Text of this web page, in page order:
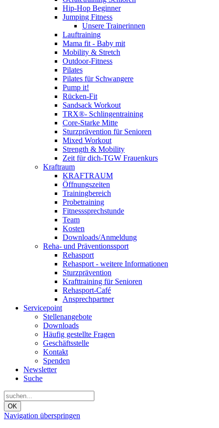
Hip-Hop Beginner
Jumping Fitness
Unsere Trainerinnen
Lauftraining
Mama fit - Baby mit
Mobility & Stretch
Outdoor-Fitness
Pilates
Pilates für Schwangere
Pump it!
Rücken-Fit
Sandsack Workout
TRX®- Schlingentraining
Core-Starke Mitte
Sturzprävention für Senioren
Mixed Workout
Strength & Mobility
Zeit für dich-TGW Frauenkurs
Kraftraum
KRAFTRAUM
Öffnungszeiten
Trainingbereich
Probetraining
Fitnesssprechstunde
Team
Kosten
Downloads/Anmeldung
Reha- und Präventionssport
Rehasport
Rehasport - weitere Informationen
Sturzprävention
Krafttraining für Senioren
Rehasport-Café
Ansprechpartner
Servicepoint
Stellenangebote
Downloads
Häufig gestellte Fragen
Geschäftsstelle
Kontakt
Spenden
Newsletter
Suche
OK
Navigation überspringen